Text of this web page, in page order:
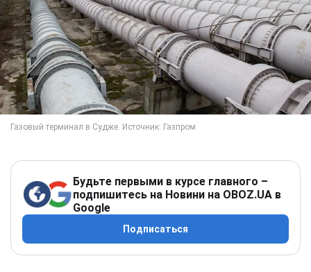
Будьте первыми в курсе главного –
подпишитесь на Новини на OBOZ.UA в
Google
Подписаться